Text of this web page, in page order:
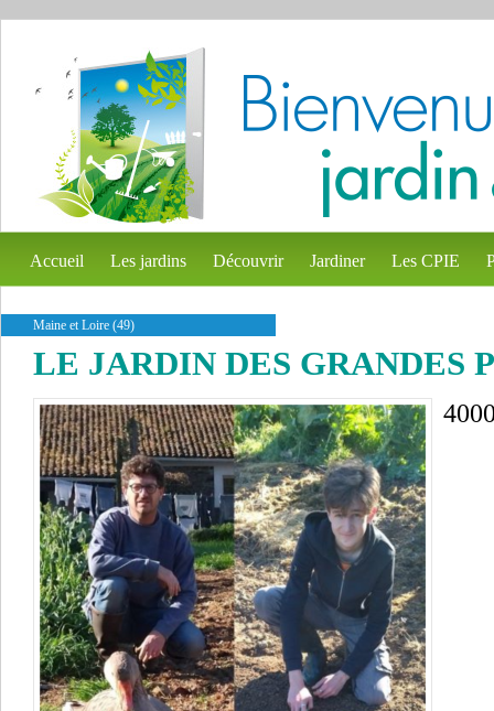
Accueil Les jardins Découvrir Jardiner Les CPIE
Maine et Loire (49)
LE JARDIN DES GRANDES